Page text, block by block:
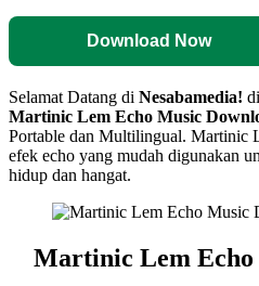
Download Now
Selamat Datang di Nesabamedia!
Martinic Lem Echo Music
Portable dan Multilingual. Martinic
efek echo yang mudah digunakan
hidup dan hangat.
Martinic Lem Echo